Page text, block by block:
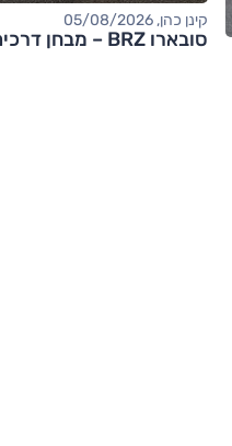
קינן כהן, 05/08/2026
סובארו BRZ – מבחן דרכים (tS)